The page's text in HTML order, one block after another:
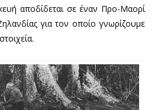
αποδίδεται σε έναν Προ-Μαορί
για τον οποίο γνωρίζουμε